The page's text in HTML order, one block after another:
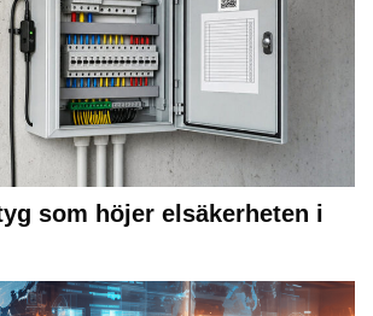
som höjer elsäkerheten i